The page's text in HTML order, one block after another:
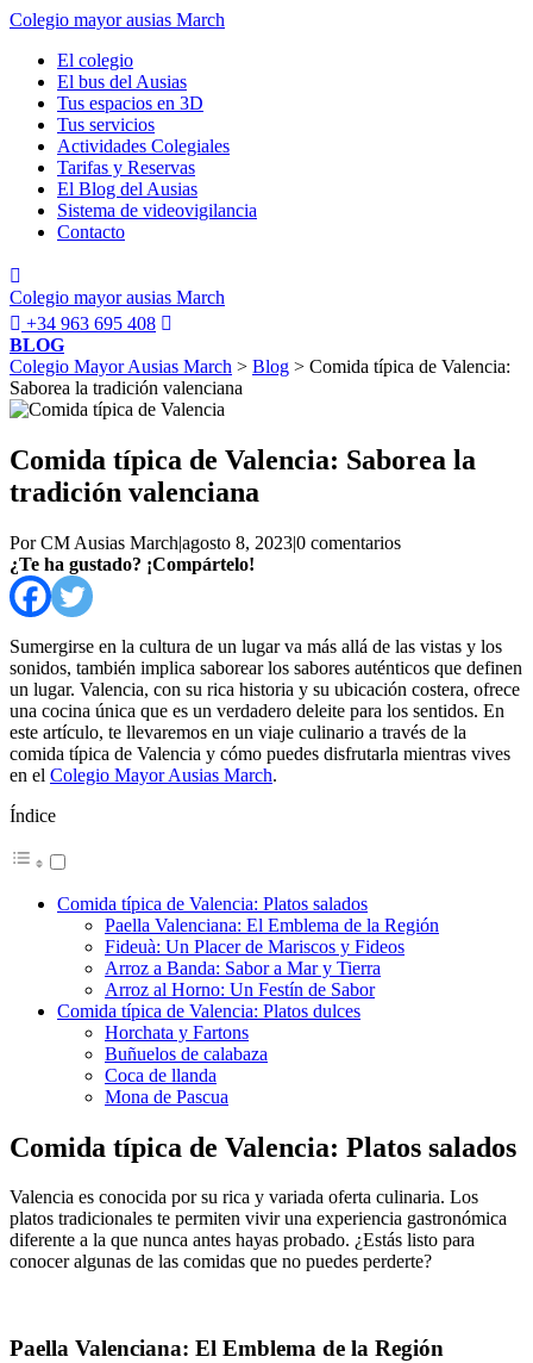
Colegio mayor ausias March
El colegio
El bus del Ausias
Tus espacios en 3D
Tus servicios
Actividades Colegiales
Tarifas y Reservas
El Blog del Ausias
Sistema de videovigilancia
Contacto
Colegio mayor ausias March
+34 963 695 408
BLOG
Colegio Mayor Ausias March > Blog > Comida típica de Valencia:
Saborea la tradición valenciana
Comida típica de Valencia: Saborea la
tradición valenciana
Por CM Ausias March|agosto 8, 2023|0 comentarios
¿Te ha gustado? ¡Compártelo!
Sumergirse en la cultura de un lugar va más allá de las vistas y los
sonidos, también implica saborear los sabores auténticos que definen
un lugar. Valencia, con su rica historia y su ubicación costera, ofrece
una cocina única que es un verdadero deleite para los sentidos. En
este artículo, te llevaremos en un viaje culinario a través de la
comida típica de Valencia y cómo puedes disfrutarla mientras vives
en el Colegio Mayor Ausias March.
Índice
Comida típica de Valencia: Platos salados
Paella Valenciana: El Emblema de la Región
Fideuà: Un Placer de Mariscos y Fideos
Arroz a Banda: Sabor a Mar y Tierra
Arroz al Horno: Un Festín de Sabor
Comida típica de Valencia: Platos dulces
Horchata y Fartons
Buñuelos de calabaza
Coca de llanda
Mona de Pascua
Comida típica de Valencia: Platos salados
Valencia es conocida por su rica y variada oferta culinaria. Los
platos tradicionales te permiten vivir una experiencia gastronómica
diferente a la que nunca antes hayas probado. ¿Estás listo para
conocer algunas de las comidas que no puedes perderte?
Paella Valenciana: El Emblema de la Región